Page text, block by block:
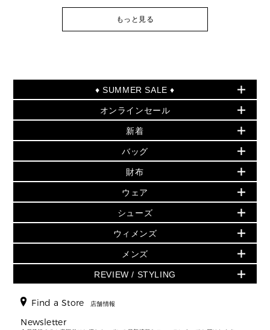
もっと見る
♦ SUMMER SALE ♦
セールおすすめアイテム
▶ ウィメンズ
バッグ
小物
シューズ・靴
ウェア
アクセサリー
時計
▶ メンズ
バッグ
ウェア
オンラインセール
PRODUCT OF THE MONTH - 今月の特別価格
再値下げアイテム
追加アイテム
▶ ウィメンズすべて(ウェア・シューズ除く)
バッグ
財布・小物
ウェア
シューズ
時計・ジュエリー
アクセサリー
新着
夏のスタイル
▶ すべて
▶ ウィメンズすべて
財布・小物
アクセサリー
フレグランス
シューズ
▶ メンズすべて
バッグ
人気の定番アイテム
日本限定 - バッグ
▶ ウィメンズすべて
トートバッグ
ショルダーバッグ
クロスボディ・斜め掛け
トラベル
財布
日本限定 - 財布・小物
▶ ウィメンズすべて
GREENWICH
折り財布(二つ折り・三つ折り)
長財布
ウェア
▶ ウィメンズすべて
トップス
スカート・パンツ
ジャケット・アウター
▶ メンズすべて
シューズ
▶ ウィメンズすべて
サンダル
スニーカー
▶ メンズすべて
ウィメンズ
人気の定番アイテム
▶ ウィメンズすべて
メンズ
▶ メンズすべて
REVIEW / STYLING
Find a Store 店舗情報
Newsletter